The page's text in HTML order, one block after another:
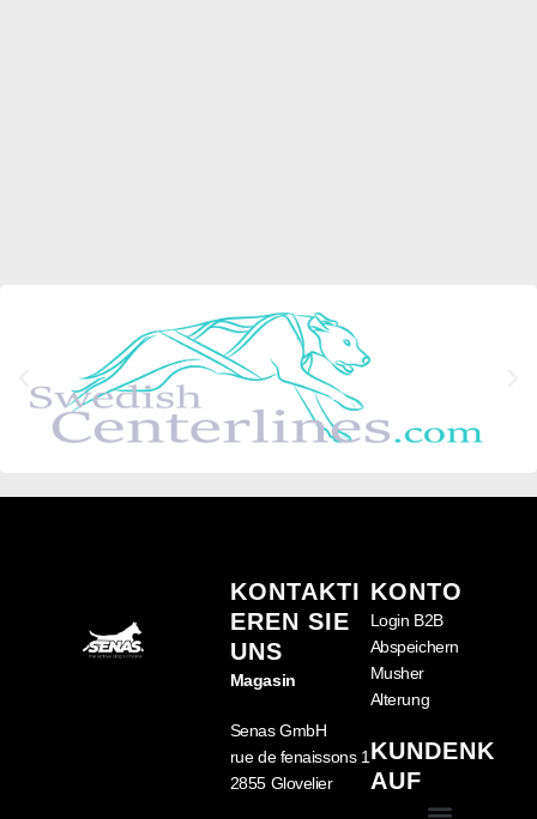
KONTAKTI
EREN SIE
UNS
Magasin
Senas GmbH
rue de fenaissons 1
2855 Glovelier
KONTO
Login B2B
Abspeichern
Musher
Alterung
KUNDENK
AUF